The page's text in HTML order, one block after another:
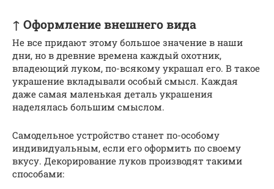
↑ Оформление внешнего вида
Не все придают этому большое значение в наши
дни, но в древние времена каждый охотник,
владеющий луком, по-всякому украшал его. В такое
украшение вкладывали особый смысл. Каждая
даже самая маленькая деталь украшения
наделялась большим смыслом.
Самодельное устройство станет по-особому
индивидуальным, если его оформить по своему
вкусу. Декорирование луков производят такими
способами: